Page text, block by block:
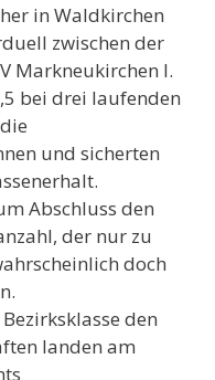
in Waldkirchen
zwischen der
Markneukirchen I.
bei drei laufenden
und sicherten
Abschluss den
der nur zu
doch
den
landen am